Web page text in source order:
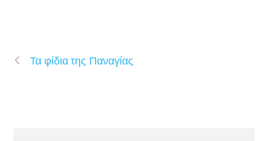
Τα φίδια της Παναγίας